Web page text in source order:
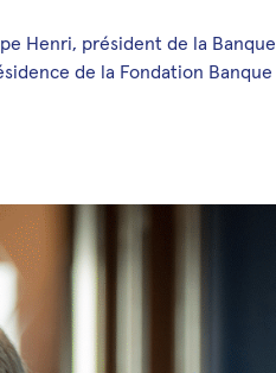
Henri, président de la Banque
de la Fondation Banque